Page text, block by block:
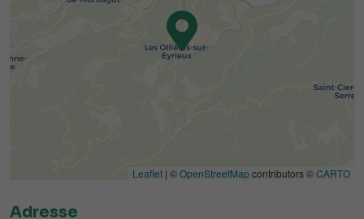
Leaflet | ©OpenStreetMap contributors ©CARTO
Adresse